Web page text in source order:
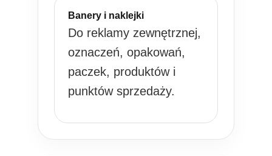
Banery i naklejki
Do reklamy zewnętrznej,
oznaczeń, opakowań,
paczek, produktów i
punktów sprzedaży.